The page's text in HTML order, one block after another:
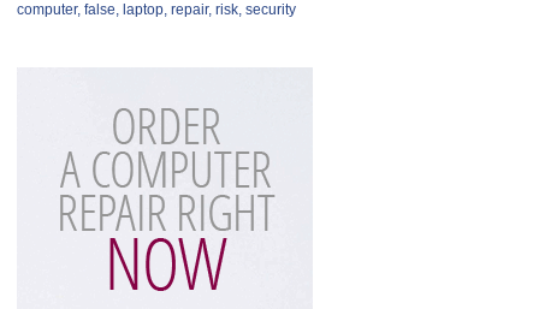
computer, false, laptop, repair, risk, security